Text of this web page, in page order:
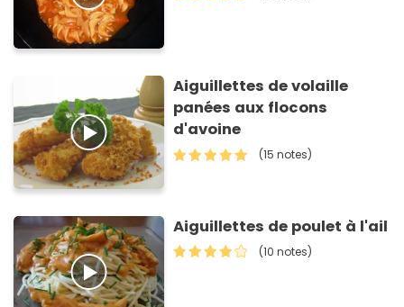
Aiguillettes de volaille
panées aux flocons
d'avoine
(15 notes)
Aiguillettes de poulet à l'ail
(10 notes)